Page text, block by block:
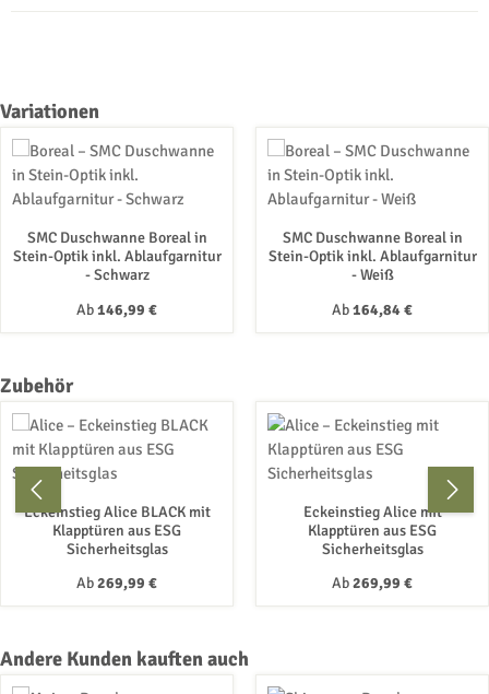
Produktgalerie überspringen
Variationen
SMC Duschwanne Boreal in
Stein-Optik inkl. Ablaufgarnitur
- Schwarz
Regulärer Preis:
Ab146,99 €
SMC Duschwanne Boreal in
Stein-Optik inkl. Ablaufgarnitur
- Weiß
Regulärer Preis:
Ab164,84 €
Produktgalerie überspringen
Zubehör
Eckeinstieg Alice BLACK mit
Klapptüren aus ESG
Sicherheitsglas
Regulärer Preis:
Ab269,99 €
Eckeinstieg Alice mit
Klapptüren aus ESG
Sicherheitsglas
Regulärer Preis:
Ab269,99 €
Produktgalerie überspringen
Andere Kunden kauften auch